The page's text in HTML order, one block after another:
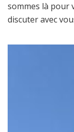
sommes là pour
discuter avec